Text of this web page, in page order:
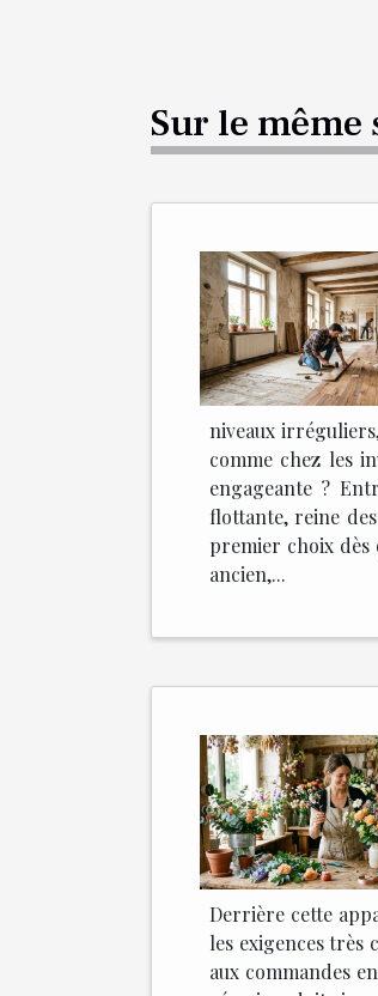
Sur le même
niveaux
comme chez les
engageante ?
flottante, reine
premier choix dès
ancien,...
Derrière cette
les exigences très
aux commandes